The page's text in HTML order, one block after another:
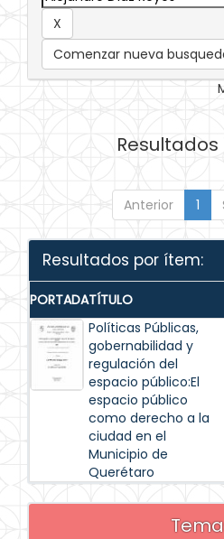
Comenzar nueva
Resultados
Anterior 1
Resultados por ítem:
PORTADATÍTULO
Políticas Públicas,
gobernabilidad y
regulación del
espacio público:El
espacio público
como derecho a la
ciudad en el
Municipio de
Querétaro